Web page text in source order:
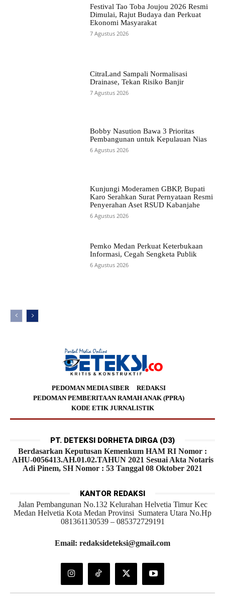
Festival Tao Toba Joujou 2026 Resmi
Dimulai, Rajut Budaya dan Perkuat
Ekonomi Masyarakat
7 Agustus 2026
CitraLand Sampali Normalisasi
Drainase, Tekan Risiko Banjir
7 Agustus 2026
Bobby Nasution Bawa 3 Prioritas
Pembangunan untuk Kepulauan Nias
6 Agustus 2026
Kunjungi Moderamen GBKP, Bupati
Karo Serahkan Surat Pernyataan Resmi
Penyerahan Aset RSUD Kabanjahe
6 Agustus 2026
Pemko Medan Perkuat Keterbukaan
Informasi, Cegah Sengketa Publik
6 Agustus 2026
PEDOMAN MEDIA SIBER
REDAKSI
PEDOMAN PEMBERITAAN RAMAH ANAK (PPRA)
KODE ETIK JURNALISTIK
PT. DETEKSI DORHETA DIRGA (D3)
Berdasarkan Keputusan Kemenkum HAM RI Nomor :
AHU-0056413.AH.01.02.TAHUN 2021 Sesuai Akta Notaris
Adi Pinem, SH Nomor : 53 Tanggal 08 Oktober 2021
KANTOR REDAKSI
Jalan Pembangunan No.132 Kelurahan Helvetia Timur Kec
Medan Helvetia Kota Medan Provinsi Sumatera Utara No.Hp
081361130539 – 085372729191
Email: redaksideteksi@gmail.com